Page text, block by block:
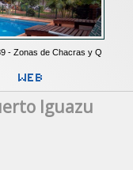
- Zonas de Chacras y Q
Iguazu